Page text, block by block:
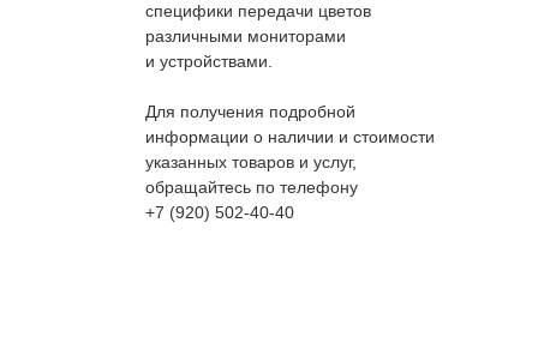
специфики передачи цветов
различными мониторами
и устройствами.
Для получения подробной
информации о наличии и стоимости
указанных товаров и услуг,
обращайтесь по телефону
+7 (920) 502-40-40